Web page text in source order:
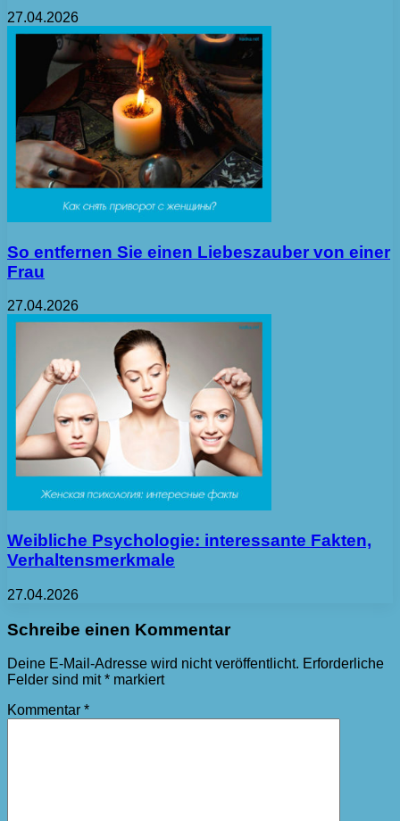
27.04.2026
So entfernen Sie einen Liebeszauber von einer
Frau
27.04.2026
Weibliche Psychologie: interessante Fakten,
Verhaltensmerkmale
27.04.2026
Schreibe einen Kommentar
Deine E-Mail-Adresse wird nicht veröffentlicht. Erforderliche
Felder sind mit* markiert
Kommentar *